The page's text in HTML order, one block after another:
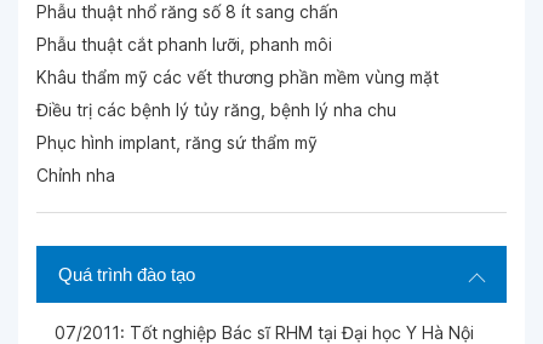
Phẫu thuật nhổ răng số 8 ít sang chấn
Phẫu thuật cắt phanh lưỡi, phanh môi
Khâu thẩm mỹ các vết thương phần mềm vùng mặt
Điều trị các bệnh lý tủy răng, bệnh lý nha chu
Phục hình implant, răng sứ thẩm mỹ
Chỉnh nha
Quá trình đào tạo
07/2011: Tốt nghiệp Bác sĩ RHM tại Đại học Y Hà Nội
Ngày 07-02-2026
Ngày 13-01-2026